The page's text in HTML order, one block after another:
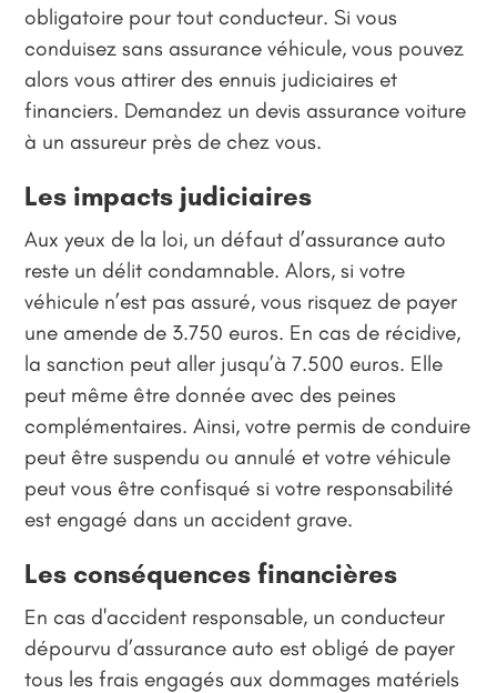
obligatoire pour tout conducteur. Si vous
conduisez sans assurance véhicule, vous pouvez
alors vous attirer des ennuis judiciaires et
financiers. Demandez un devis assurance voiture
à un assureur près de chez vous.
Les impacts judiciaires
Aux yeux de la loi, un défaut d’assurance auto
reste un délit condamnable. Alors, si votre
véhicule n’est pas assuré, vous risquez de payer
une amende de 3.750 euros. En cas de récidive,
la sanction peut aller jusqu’à 7.500 euros. Elle
peut même être donnée avec des peines
complémentaires. Ainsi, votre permis de conduire
peut être suspendu ou annulé et votre véhicule
peut vous être confisqué si votre responsabilité
est engagé dans un accident grave.
Les conséquences financières
En cas d'accident responsable, un conducteur
dépourvu d’assurance auto est obligé de payer
tous les frais engagés aux dommages matériels